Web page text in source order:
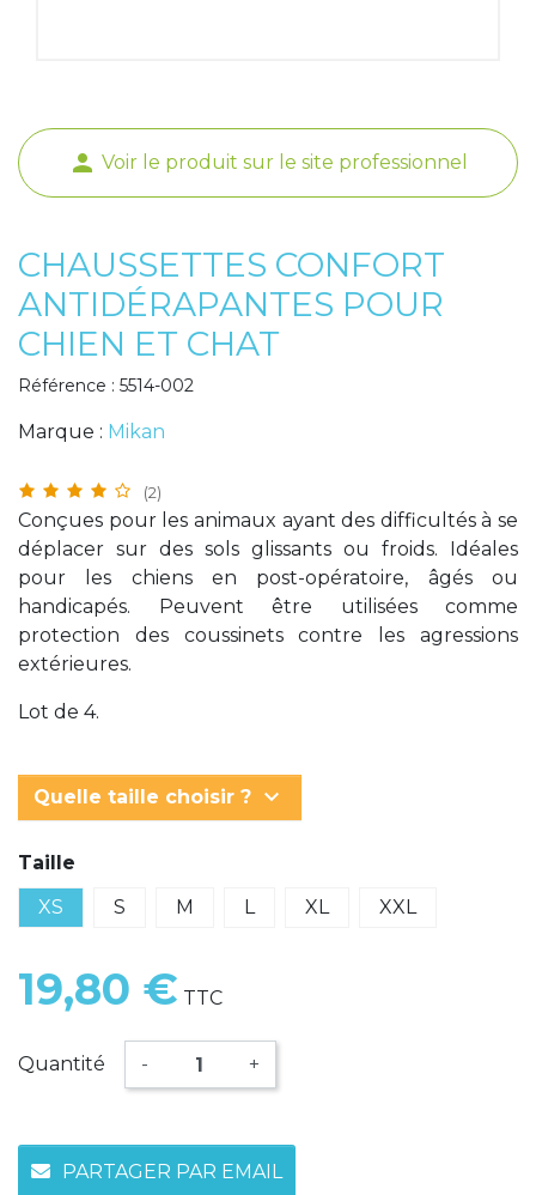
person Voir le produit sur le site professionnel
CHAUSSETTES CONFORT
ANTIDÉRAPANTES POUR
CHIEN ET CHAT
Référence : 5514-002
Marque : Mikan
(2)
Conçues pour les animaux ayant des difficultés à se
déplacer sur des sols glissants ou froids. Idéales
pour les chiens en post-opératoire, âgés ou
handicapés. Peuvent être utilisées comme
protection des coussinets contre les agressions
extérieures.
Lot de 4.
Quelle taille choisir ? keyboard_arrow_down
Taille
XS
S M L XL XXL
19,80 € TTC
Quantité - +
PARTAGER PAR EMAIL